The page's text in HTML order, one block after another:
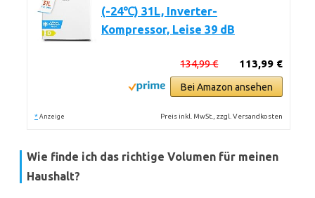
(-24℃) 31L, Inverter-
Kompressor, Leise 39 dB
113,99 €
134,99 €
Bei Amazon ansehen
* Anzeige Preis inkl. MwSt., zzgl. Versandkosten
Wie finde ich das richtige Volumen für meinen
Haushalt?